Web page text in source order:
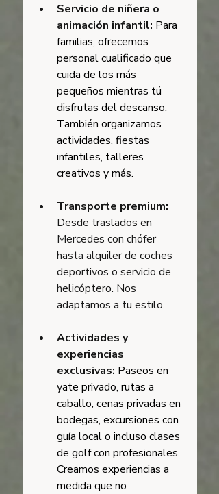
Servicio de niñera o
animación infantil: Para
familias, ofrecemos
personal cualificado que
cuida de los más
pequeños mientras tú
disfrutas del descanso.
También organizamos
actividades, fiestas
infantiles, talleres
creativos y más.
Transporte premium:
Desde traslados en
Mercedes con chófer
hasta alquiler de coches
deportivos o servicio de
helicóptero. Nos
adaptamos a tu estilo.
Actividades y
experiencias
exclusivas: Paseos en
yate privado, rutas a
caballo, cenas privadas en
bodegas, excursiones con
guía local o incluso clases
de golf con profesionales.
Creamos experiencias a
medida que no